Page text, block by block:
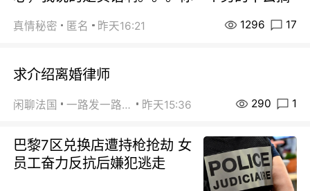
真情秘密 匿名 昨天16:21 1296 17
求介绍离婚律师
闲聊法国 一路发一路发 昨天15:36 290 1
巴黎7区兑换店遭持枪抢劫 女
员工奋力反抗后嫌犯逃走